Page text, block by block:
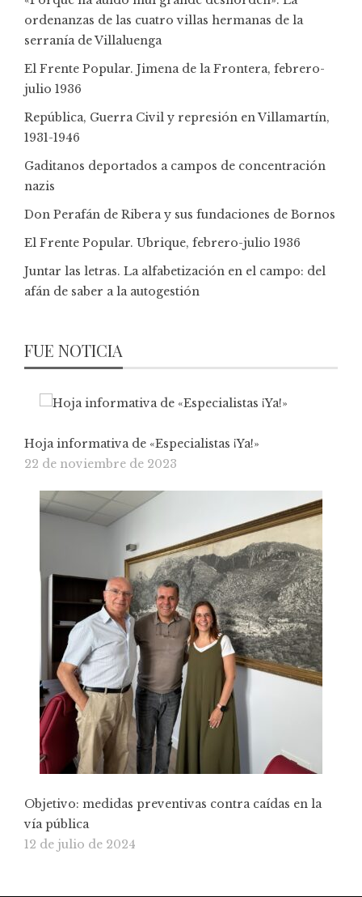
ordenanzas de las cuatro villas hermanas de la
serranía de Villaluenga
El Frente Popular. Jimena de la Frontera, febrero-
julio 1936
República, Guerra Civil y represión en Villamartín,
1931-1946
Gaditanos deportados a campos de concentración
nazis
Don Perafán de Ribera y sus fundaciones de Bornos
El Frente Popular. Ubrique, febrero-julio 1936
Juntar las letras. La alfabetización en el campo: del
afán de saber a la autogestión
FUE NOTICIA
Hoja informativa de «Especialistas ¡Ya!»
22 de noviembre de 2023
Objetivo: medidas preventivas contra caídas en la
vía pública
12 de julio de 2024